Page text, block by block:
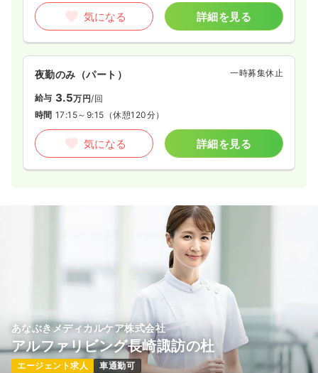
気になる 詳細を見る
夜勤のみ（パート） 一時募集休止
給与 3.5万円/回
時間 17:15～9:15 （休憩120分）
気になる 詳細を見る
あなぶきメディカルケア株式会社
アルファリビング長崎諏訪の杜
エージェント求人 車通勤可